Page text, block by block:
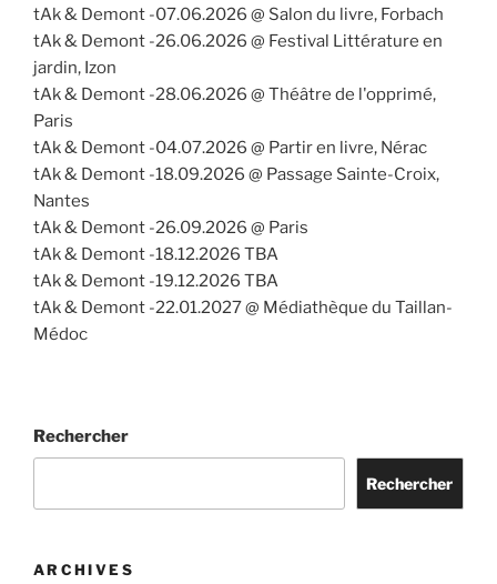
tAk & Demont -07.06.2026 @ Salon du livre, Forbach
tAk & Demont -26.06.2026 @ Festival Littérature en
jardin, Izon
tAk & Demont -28.06.2026 @ Théâtre de l'opprimé,
Paris
tAk & Demont -04.07.2026 @ Partir en livre, Nérac
tAk & Demont -18.09.2026 @ Passage Sainte-Croix,
Nantes
tAk & Demont -26.09.2026 @ Paris
tAk & Demont -18.12.2026 TBA
tAk & Demont -19.12.2026 TBA
tAk & Demont -22.01.2027 @ Médiathèque du Taillan-
Médoc
Rechercher
Rechercher
ARCHIVES